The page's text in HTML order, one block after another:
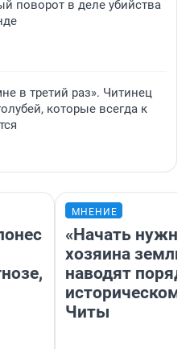
поворот в деле убийства
в третий раз». Читинец
которые всегда к
МНЕНИЕ
«Начать нужно
хозяина
наводят
историческом
Читы